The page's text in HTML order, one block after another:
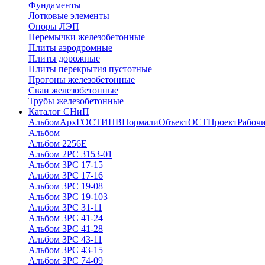
Фундаменты
Лотковые элементы
Опоры ЛЭП
Перемычки железобетонные
Плиты аэродромные
Плиты дорожные
Плиты перекрытия пустотные
Прогоны железобетонные
Сваи железобетонные
Трубы железобетонные
Каталог СНиП
АльбомАрхГОСТИНВНормалиОбъектОСТПроект
Альбом
Альбом 2256Е
Альбом 2РС 3153-01
Альбом 3РС 17-15
Альбом 3РС 17-16
Альбом 3РС 19-08
Альбом 3РС 19-103
Альбом 3РС 31-11
Альбом 3РС 41-24
Альбом 3РС 41-28
Альбом 3РС 43-11
Альбом 3РС 43-15
Альбом 3РС 74-09